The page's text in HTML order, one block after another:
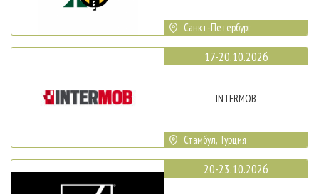
Санкт-Петербург
17-20.10.2026
INTERMOB
Стамбул, Турция
20-23.10.2026